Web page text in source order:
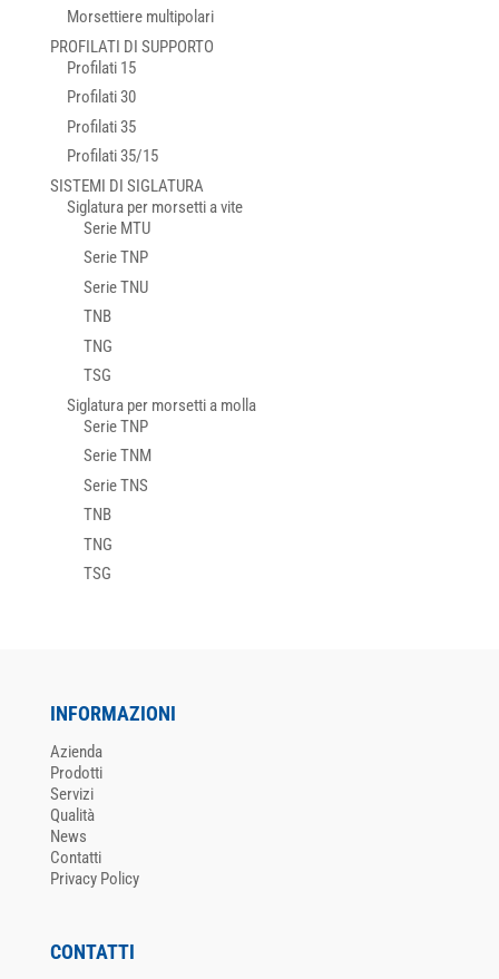
Morsettiere multipolari
PROFILATI DI SUPPORTO
Profilati 15
Profilati 30
Profilati 35
Profilati 35/15
SISTEMI DI SIGLATURA
Siglatura per morsetti a vite
Serie MTU
Serie TNP
Serie TNU
TNB
TNG
TSG
Siglatura per morsetti a molla
Serie TNP
Serie TNM
Serie TNS
TNB
TNG
TSG
INFORMAZIONI
Azienda
Prodotti
Servizi
Qualità
News
Contatti
Privacy Policy
CONTATTI